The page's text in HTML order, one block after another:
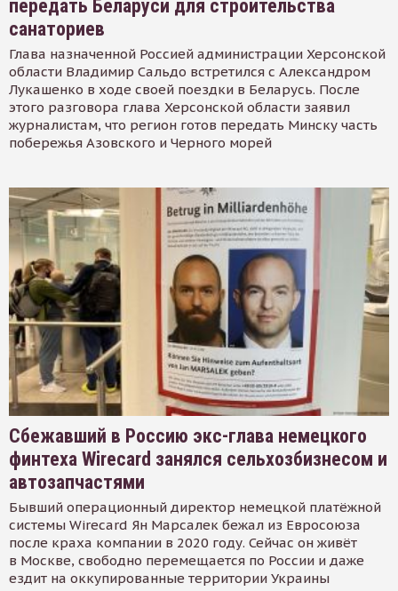
передать Беларуси для строительства
санаториев
Глава назначенной Россией администрации Херсонской
области Владимир Сальдо встретился с Александром
Лукашенко в ходе своей поездки в Беларусь. После
этого разговора глава Херсонской области заявил
журналистам, что регион готов передать Минску часть
побережья Азовского и Черного морей
Сбежавший в Россию экс-глава немецкого
финтеха Wirecard занялся сельхозбизнесом и
автозапчастями
Бывший операционный директор немецкой платёжной
системы Wirecard Ян Марсалек бежал из Евросоюза
после краха компании в 2020 году. Сейчас он живёт
в Москве, свободно перемещается по России и даже
ездит на оккупированные территории Украины